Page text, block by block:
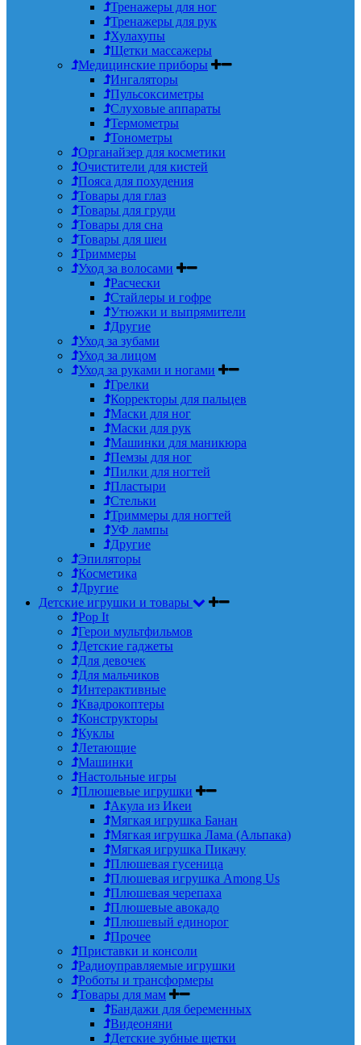
Тренажеры для ног
Тренажеры для рук
Хулахупы
Щетки массажеры
Медицинские приборы
Ингаляторы
Пульсоксиметры
Слуховые аппараты
Термометры
Тонометры
Органайзер для косметики
Очистители для кистей
Пояса для похудения
Товары для глаз
Товары для груди
Товары для сна
Товары для шеи
Триммеры
Уход за волосами
Расчески
Стайлеры и гофре
Утюжки и выпрямители
Другие
Уход за зубами
Уход за лицом
Уход за руками и ногами
Грелки
Корректоры для пальцев
Маски для ног
Маски для рук
Машинки для маникюра
Пемзы для ног
Пилки для ногтей
Пластыри
Стельки
Триммеры для ногтей
УФ лампы
Другие
Эпиляторы
Косметика
Другие
Детские игрушки и товары
Pop It
Герои мультфильмов
Детские гаджеты
Для девочек
Для мальчиков
Интерактивные
Квадрокоптеры
Конструкторы
Куклы
Летающие
Машинки
Настольные игры
Плюшевые игрушки
Акула из Икеи
Мягкая игрушка Банан
Мягкая игрушка Лама (Альпака)
Мягкая игрушка Пикачу
Плюшевая гусеница
Плюшевая игрушка Among Us
Плюшевая черепаха
Плюшевые авокадо
Плюшевый единорог
Прочее
Приставки и консоли
Радиоуправляемые игрушки
Роботы и трансформеры
Товары для мам
Бандажи для беременных
Видеоняни
Детские зубные щетки